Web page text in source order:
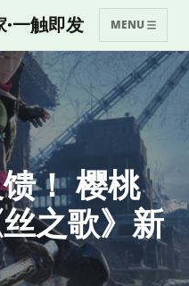
一触即发 MENU
！ 樱桃
之歌》新